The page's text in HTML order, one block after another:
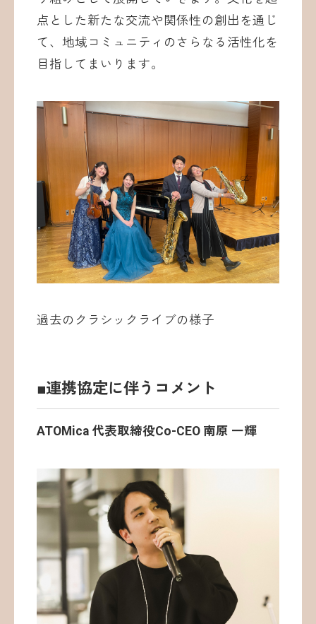
点とした新たな交流や関係性の創出を通じ
て、地域コミュニティのさらなる活性化を
目指してまいります。
過去のクラシックライブの様子
■連携協定に伴うコメント
ATOMica 代表取締役Co-CEO 南原 一輝